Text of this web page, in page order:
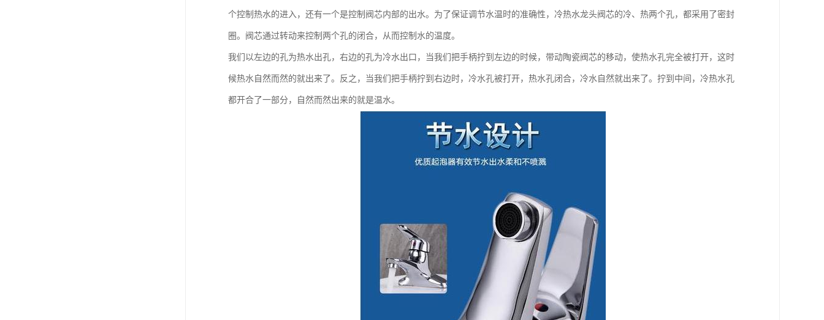
个控制热水的进入，还有一个是控制阀芯内部的出水。为了保证调节水温时的准确性，冷热水龙头阀芯的冷、热两个孔，都采用了密封
圈。阀芯通过转动来控制两个孔的闭合，从而控制水的温度。
我们以左边的孔为热水出孔，右边的孔为冷水出口，当我们把手柄拧到左边的时候，带动陶瓷阀芯的移动，使热水孔完全被打开，这时
候热水自然而然的就出来了。反之，当我们把手柄拧到右边时，冷水孔被打开，热水孔闭合，冷水自然就出来了。拧到中间，冷热水孔
都开合了一部分，自然而然出来的就是温水。